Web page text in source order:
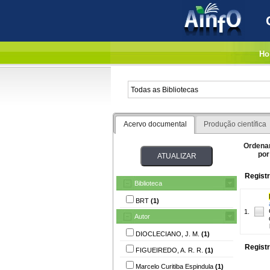
Acervo documental Produção científica
Biblioteca
BRT (1)
Autor
DIOCLECIANO, J. M. (1)
FIGUEIREDO, A. R. R. (1)
Marcelo Curitiba Espindula (1)
1.